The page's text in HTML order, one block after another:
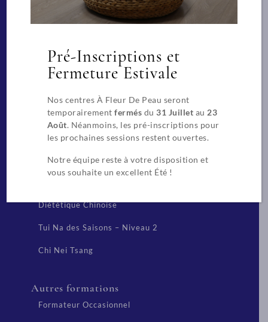
Massages Spa de bien-être
entreprise
CAP Esthétique, Cosmétique, Parfumerie
Extension de cils
Techniques chinoises
Diététique Chinoise
Tui Na des Saisons – Niveau 2
Chi Nei Tsang
Autres formations
Formateur Occasionnel
Pré-Inscriptions et
Fermeture Estivale
Nos centres À Fleur De Peau seront
temporairementfermés du31 Juillet au 23
Août. Néanmoins, les pré-inscriptions pour
les prochaines sessions restent ouvertes.
Notre équipe reste à votre disposition et
vous souhaite un excellent Été !